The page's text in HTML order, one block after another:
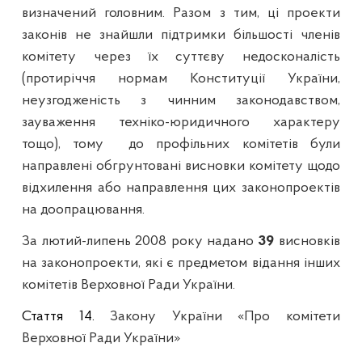
визначений головним. Разом з тим, ці проекти
законів не знайшли підтримки більшості членів
комітету через їх суттєву недосконалість
(протиріччя нормам Конституції України,
неузгодженість з чинним законодавством,
зауваження техніко-юридичного характеру
тощо), тому
до профільних комітетів були
направлені обгрунтовані висновки комітету щодо
відхилення або направлення цих законопроектів
на доопрацювання.
За лютий-липень 2008 року надано 39 висновків
на законопроекти, які є предметом відання інших
комітетів Верховної Ради України.
Стаття 14.Закону України «Про комітети
Верховної Ради України»